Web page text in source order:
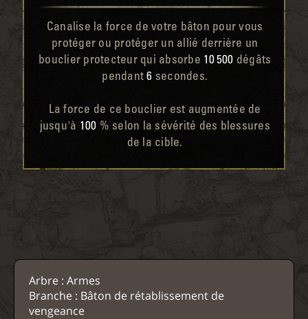
Canalise la force de votre bâton pour vous
protéger ou protéger un allié derrière un
bouclier protecteur qui absorbe 10 500 dégâts
pendant6 secondes.
La force de ce bouclier est augmentée de
jusqu'à 100 % selon la sévérité des blessures
de la cible.
Arbre : Armes
Branche : Bâton de rétablissement de
vengeance